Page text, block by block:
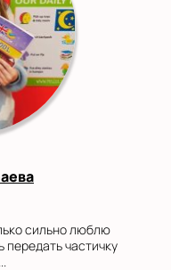
сильно люблю
передать частичку